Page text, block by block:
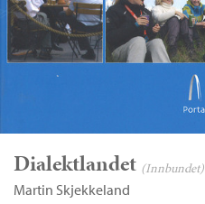
Dialektlandet (Innbundet)
Martin Skjekkeland